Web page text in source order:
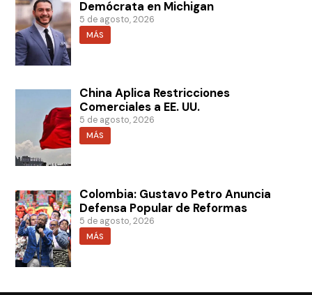
Demócrata en Michigan
5 de agosto, 2026
MÁS
China Aplica Restricciones
Comerciales a EE. UU.
5 de agosto, 2026
MÁS
Colombia: Gustavo Petro Anuncia
Defensa Popular de Reformas
5 de agosto, 2026
MÁS